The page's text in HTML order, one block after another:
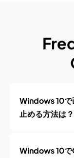
Windows 10で
止める方法は？
Windows 10で